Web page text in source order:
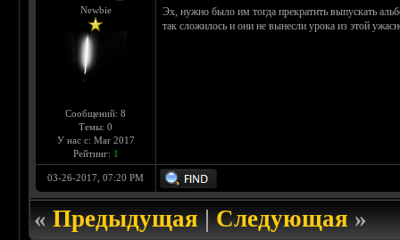
Newbie
Сообщений: 8
Темы: 0
У нас с: Mar 2017
Рейтинг: 1
Эх, нужно было им тогда прекратить выпускать
так сложилось и они не вынесли урока из этой
03-26-2017, 07:20 PM
«Предыдущая|Следующая»